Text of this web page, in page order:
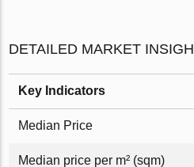
DETAILED MARKET
Key Indicators
Median Price
Median price per m² (sqm)